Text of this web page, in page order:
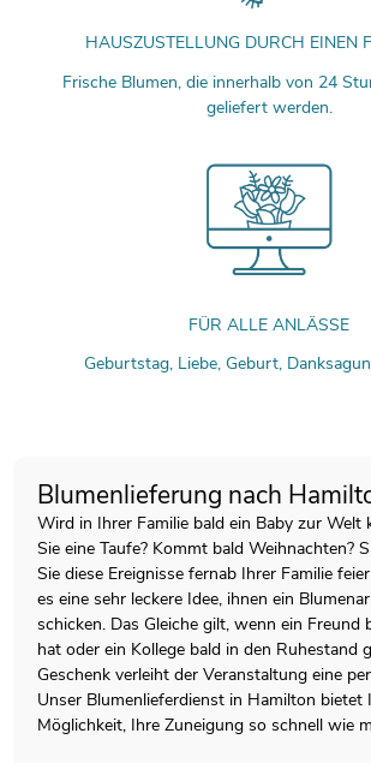
HAUSZUSTELLUNG DURCH EINEN
Frische Blumen, die innerhalb von 24
geliefert werden.
FÜR ALLE ANLÄSSE
Geburtstag, Liebe, Geburt,
Blumenlieferung nach
Wird in Ihrer Familie bald ein Baby zur Welt
Sie eine Taufe? Kommt bald Weihnachten?
Sie diese Ereignisse fernab Ihrer Familie
es eine sehr leckere Idee, ihnen ein
schicken. Das Gleiche gilt, wenn ein Freund
hat oder ein Kollege bald in den Ruhestand
Geschenk verleiht der Veranstaltung eine
Unser Blumenlieferdienst in Hamilton bietet
Möglichkeit, Ihre Zuneigung so schnell wie